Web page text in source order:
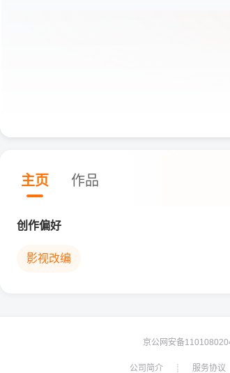
主页 作品
创作偏好
影视改编
京公网安备
公司简介 ┊ 服务协议